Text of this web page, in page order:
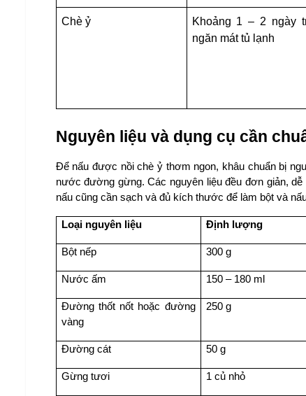
Chè ỷ
Khoảng 1 – 2 ngày
ngăn mát tủ lạnh
Nguyên liệu và dụng cụ cần
Để nấu được nồi chè ỷ thơm ngon, khâu chuẩn bị
nước đường gừng. Các nguyên liệu đều đơn giản,
nấu cũng cần sạch và đủ kích thước để làm bột và
Loại nguyên liệu Định lượng
Bột nếp 300 g
Nước ấm 150 – 180 ml
Đường thốt nốt hoặc đường
vàng
250 g
Đường cát 50 g
Gừng tươi 1 củ nhỏ